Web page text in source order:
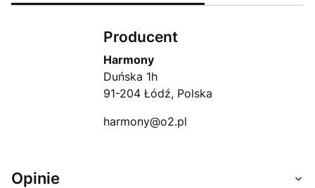
Producent
Harmony
Duńska 1h
91-204 Łódź, Polska
harmony@o2.pl
Opinie